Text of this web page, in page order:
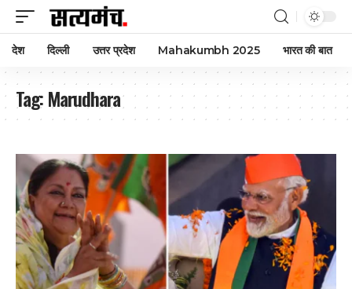
देश दिल्ली उत्तर प्रदेश Mahakumbh 2025 भारत की बात
Tag:Marudhara